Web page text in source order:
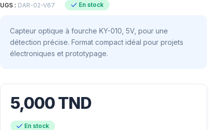
UGS : DAR-02-V67 En stock
Capteur optique à fourche KY-010, 5V, pour une
détection précise. Format compact idéal pour projets
électroniques et prototypage.
5,000TND
En stock